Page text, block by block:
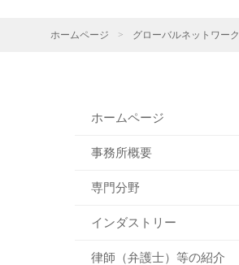
ホームページ > グローバルネットワーク
ホームページ
事務所概要
専門分野
インダストリー
律師（弁護士）等の紹介